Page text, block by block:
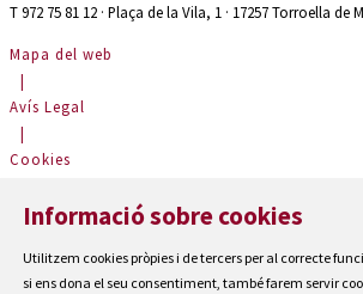
T 972 75 81 12 · Plaça de la Vila, 1 · 17257 Torroella de
Mapa del web
|
Avís Legal
|
Cookies
Contactar
Accessibilitat
Informació sobre cookies
Utilitzem cookies pròpies i de tercers per al correcte
si ens dona el seu consentiment, també farem servir